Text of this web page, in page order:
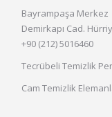
Bayrampaşa Merkez
Demirkapı Cad.
+90 (212) 5016460
Tecrübeli Temizlik
Cam Temizlik